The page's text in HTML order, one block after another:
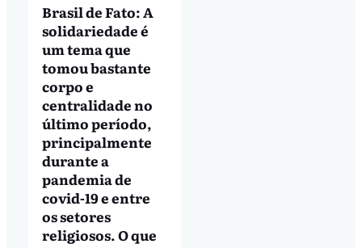
Brasil de Fato: A
solidariedade é
um tema que
tomou bastante
corpo e
centralidade no
último período,
principalmente
durante a
pandemia de
covid-19 e entre
os setores
religiosos. O que